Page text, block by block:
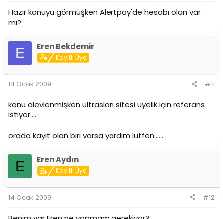
Hazır konuyu görmüşken Alertpay'de hesabı olan var
mı?
E Eren Bekdemir
Kayıtlı Üye
14 Ocak 2009 #11
konu alevlenmişken ultraslan sitesi üyelik için referans
istiyor....
orada kayıt olan biri varsa yardım lütfen......
E Eren Aydın
Kayıtlı Üye
14 Ocak 2009 #12